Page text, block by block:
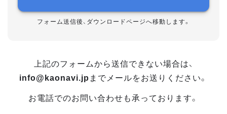
フォーム送信後、ダウンロードページへ移動します。
上記のフォームから送信できない場合は、
info@kaonavi.jp までメールをお送りください。
お電話でのお問い合わせも承っております。